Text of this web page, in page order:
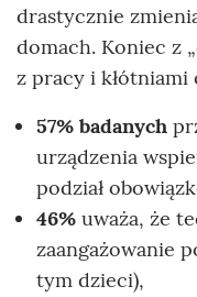
drastycznie
domach. Koniec z
z pracy i kłótniami
57% badanych
urządzenia
podział
46% uważa, że
zaangażowanie
tym dzieci),